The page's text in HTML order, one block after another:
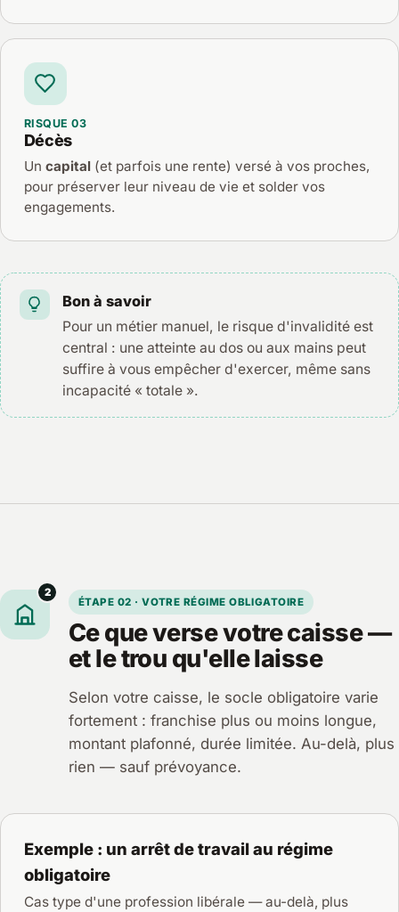
RISQUE 03
Décès
Un capital(et parfois une rente) versé à vos proches,
pour préserver leur niveau de vie et solder vos
engagements.
Bon à savoir
Pour un métier manuel, le risque d'invalidité est
central : une atteinte au dos ou aux mains peut
suffire à vous empêcher d'exercer, même sans
incapacité « totale ».
2
ÉTAPE 02 · VOTRE RÉGIME OBLIGATOIRE
Ce que verse votre caisse —
et le trou qu'elle laisse
Selon votre caisse, le socle obligatoire varie
fortement : franchise plus ou moins longue,
montant plafonné, durée limitée. Au-delà, plus
rien — sauf prévoyance.
Exemple : un arrêt de travail au régime
obligatoire
Cas type d'une profession libérale — au-delà, plus